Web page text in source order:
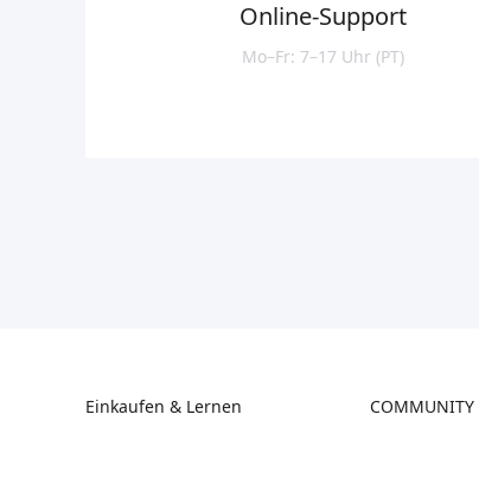
Online-Support
Mo–Fr: 7–17 Uhr (PT)
Einkaufen & Lernen COMMUNITY